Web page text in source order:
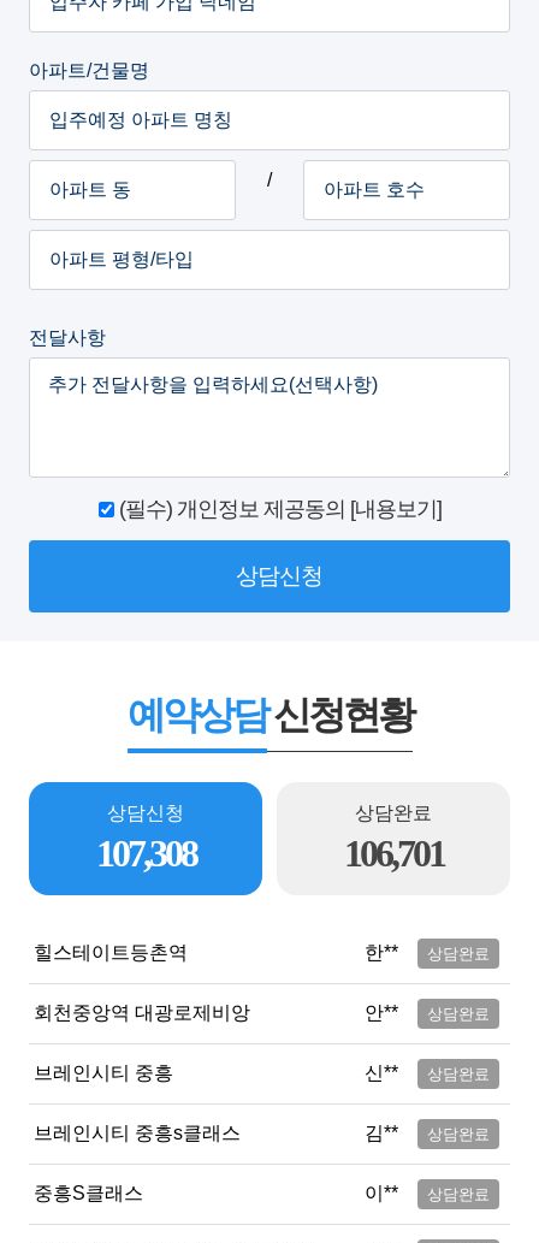
아파트/건물명
/
전달사항
(필수) 개인정보 제공동의 [내용보기]
상담신청
예약상담신청현황
상담신청
107,308
상담완료
106,701
힐스테이트등촌역 한** 상담완료
회천중앙역 대광로제비앙 안** 상담완료
브레인시티 중흥 신** 상담완료
브레인시티 중흥s클래스 김** 상담완료
중흥S클래스 이** 상담완료